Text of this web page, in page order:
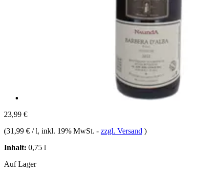
23,99 €
(31,99 € / l, inkl. 19% MwSt. - zzgl. Versand )
Inhalt: 0,75 l
Auf Lager